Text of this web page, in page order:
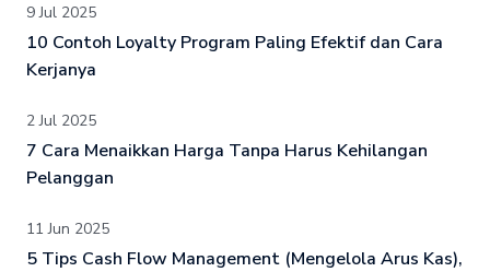
9 Jul 2025
10 Contoh Loyalty Program Paling Efektif dan Cara
Kerjanya
2 Jul 2025
7 Cara Menaikkan Harga Tanpa Harus Kehilangan
Pelanggan
11 Jun 2025
5 Tips Cash Flow Management (Mengelola Arus Kas),